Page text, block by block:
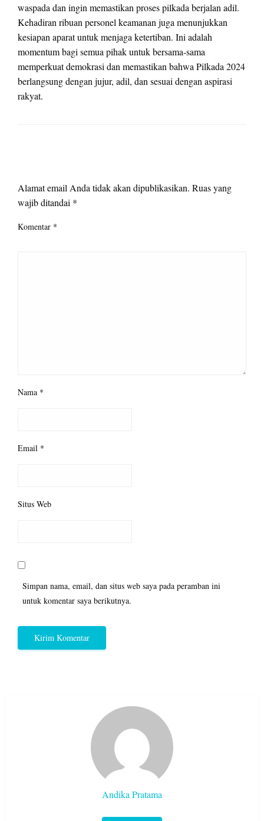
waspada dan ingin memastikan proses pilkada berjalan adil.
Kehadiran ribuan personel keamanan juga menunjukkan
kesiapan aparat untuk menjaga ketertiban. Ini adalah
momentum bagi semua pihak untuk bersama-sama
memperkuat demokrasi dan memastikan bahwa Pilkada 2024
berlangsung dengan jujur, adil, dan sesuai dengan aspirasi
rakyat.
Alamat email Anda tidak akan dipublikasikan. Ruas yang
wajib ditandai *
Komentar *
Nama *
Email *
Situs Web
Simpan nama, email, dan situs web saya pada peramban ini
untuk komentar saya berikutnya.
Andika Pratama